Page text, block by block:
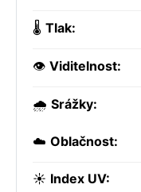
🌡️ Tlak:
👁️ Viditelnost:
🌧️ Srážky:
☁️ Oblačnost:
☀️ Index UV: